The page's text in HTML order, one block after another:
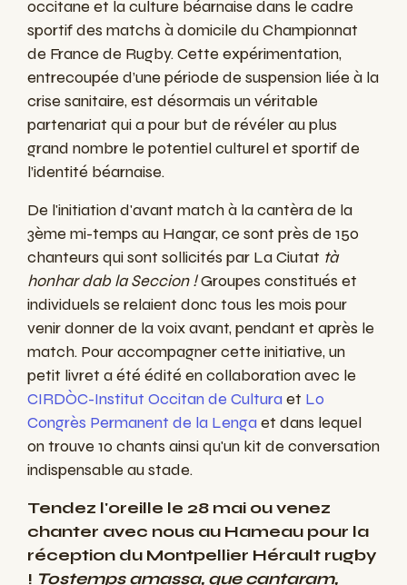
occitane et la culture béarnaise dans le cadre
sportif des matchs à domicile du Championnat
de France de Rugby. Cette expérimentation,
entrecoupée d’une période de suspension liée à la
crise sanitaire, est désormais un véritable
partenariat qui a pour but de révéler au plus
grand nombre le potentiel culturel et sportif de
l’identité béarnaise.
De l'initiation d'avant match à la cantèra de la
3ème mi-temps au Hangar, ce sont près de 150
chanteurs qui sont sollicités par La Ciutat tà
honhar dab la Seccion !Groupes constitués et
individuels se relaient donc tous les mois pour
venir donner de la voix avant, pendant et après le
match. Pour accompagner cette initiative, un
petit livret a été édité en collaboration avec le
CIRDÒC-Institut Occitan de Cultura et Lo
Congrès Permanent de la Lenga et dans lequel
on trouve 10 chants ainsi qu'un kit de conversation
indispensable au stade.
Tendez l'oreille le 28 mai ou venez
chanter avec nous au Hameau pour la
réception du Montpellier Hérault rugby
! Tostemps amassa, que cantaram,